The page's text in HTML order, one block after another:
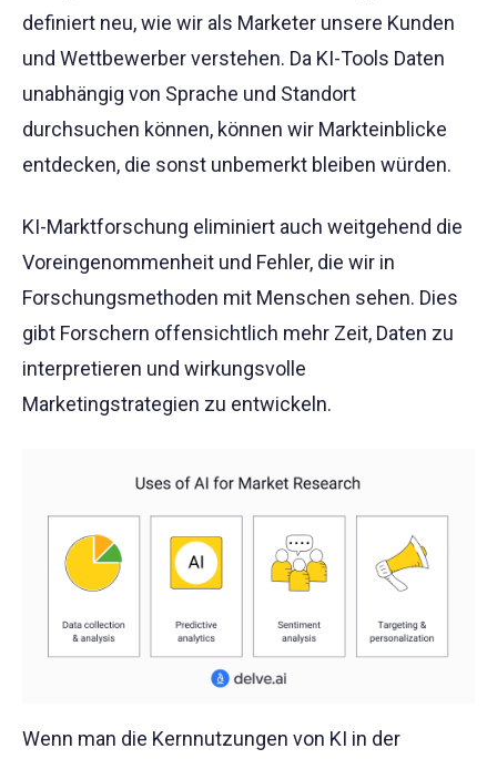
definiert neu, wie wir als Marketer unsere Kunden
und Wettbewerber verstehen. Da KI-Tools Daten
unabhängig von Sprache und Standort
durchsuchen können, können wir Markteinblicke
entdecken, die sonst unbemerkt bleiben würden.
KI-Marktforschung eliminiert auch weitgehend die
Voreingenommenheit und Fehler, die wir in
Forschungsmethoden mit Menschen sehen. Dies
gibt Forschern offensichtlich mehr Zeit, Daten zu
interpretieren und wirkungsvolle
Marketingstrategien zu entwickeln.
Wenn man die Kernnutzungen von KI in der